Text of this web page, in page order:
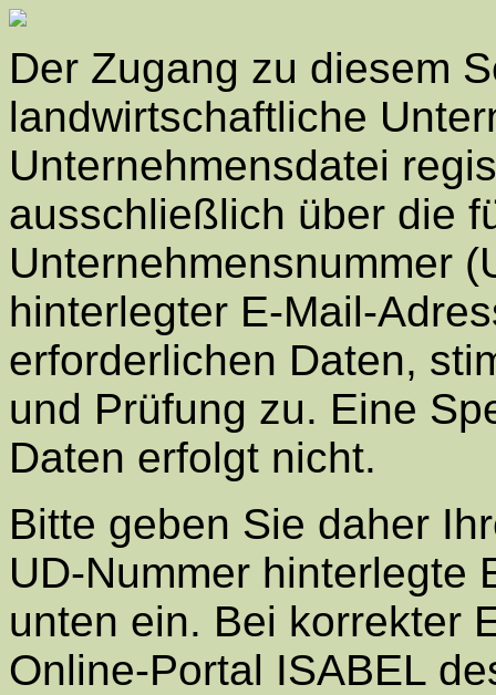
Der Zugang zu diesem
landwirtschaftliche
Unternehmensdatei
ausschließlich über die
Unternehmensnummer
hinterlegter E-Mail-
erforderlichen Daten,
und Prüfung zu. Eine
Daten erfolgt nicht.
Bitte geben Sie daher
UD-Nummer hinterlegte
unten ein. Bei korrekter
Online-Portal ISABEL